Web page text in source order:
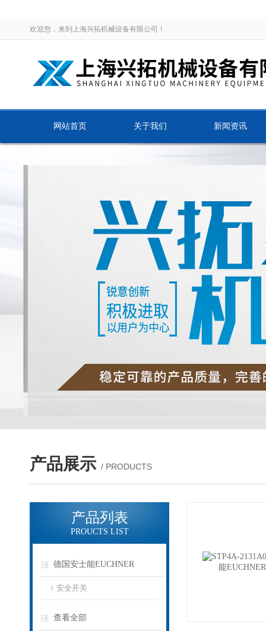
欢迎您，来到上海兴拓机械设备有限公司！
网站首页 关于我们 新闻资讯
产品展示 / PRODUCTS
产品列表
PROUCTS LIST
德国安士能EUCHNER
安全开关
查看全部